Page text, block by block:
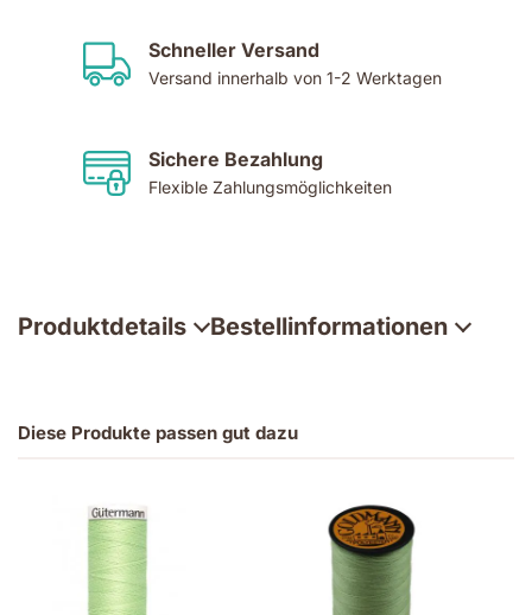
Schneller Versand
Versand innerhalb von 1-2 Werktagen
Sichere Bezahlung
Flexible Zahlungsmöglichkeiten
Produktdetails Bestellinformationen
Diese Produkte passen gut dazu